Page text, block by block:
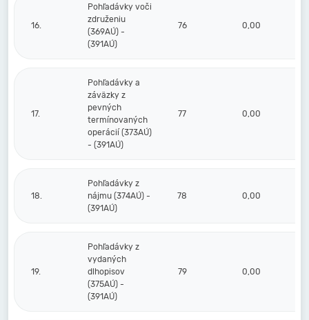
16.
Pohľadávky voči
združeniu
(369AÚ) -
(391AÚ)
76 0,00
17.
Pohľadávky a
záväzky z
pevných
termínovaných
operácií (373AÚ)
- (391AÚ)
77 0,00
18.
Pohľadávky z
nájmu (374AÚ) -
(391AÚ)
78 0,00
19.
Pohľadávky z
vydaných
dlhopisov
(375AÚ) -
(391AÚ)
79 0,00